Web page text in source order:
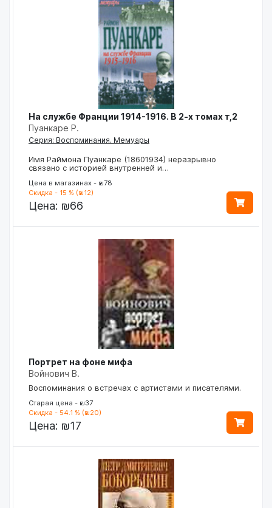
На службе Франции 1914-1916. В 2-х томах т,2
Пуанкаре Р.
Серия: Воспоминания. Мемуары
Имя Раймона Пуанкаре (18601934) неразрывно
связано с историей внутренней и…
Цена в магазинах - ₪78
Скидка - 15 % (₪12)
Цена: ₪66
Портрет на фоне мифа
Войнович В.
Воспоминания о встречах с артистами и писателями.
Старая цена - ₪37
Скидка - 54.1 % (₪20)
Цена: ₪17